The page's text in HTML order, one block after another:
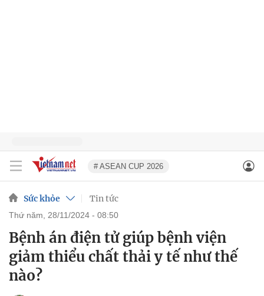
# ASEAN CUP 2026
Sức khỏe Tin tức
thứ năm, 28/11/2024 - 08:50
Bệnh án điện tử giúp bệnh viện
giảm thiểu chất thải y tế như thế
nào?